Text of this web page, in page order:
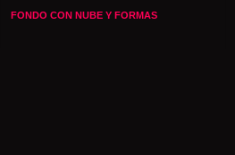
FONDO CON NUBE Y FORMAS